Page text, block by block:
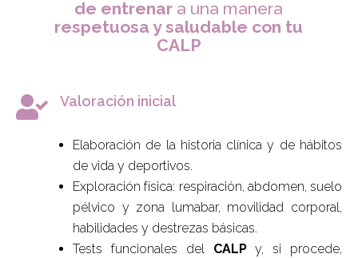
de entrenar a una manera
respetuosa y saludable con tu
CALP
 Valoración inicial
Elaboración de la historia clínica y de hábitos
de vida y deportivos.
Exploración física: respiración, abdomen, suelo
pélvico y zona lumabar, movilidad corporal,
habilidades y destrezas básicas.
Tests funcionales del CALPy, si procede,